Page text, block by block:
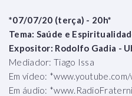
*07/07/20 (terça) - 20h*
Tema: Saúde e
Expositor: Rodolfo Gadia -
Mediador: Tiago Issa
Em vídeo:
Em áudio: